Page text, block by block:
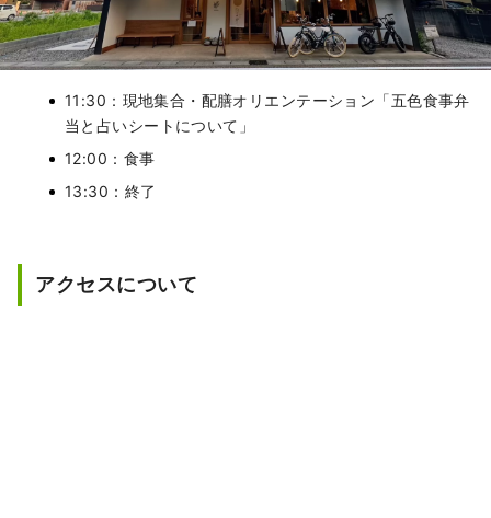
11:30：現地集合・配膳オリエンテーション「五色食事弁
当と占いシートについて」
12:00：食事
13:30：終了
アクセスについて